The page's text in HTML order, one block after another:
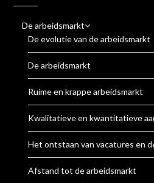
De arbeidsmarkt
De evolutie van de arbeidsmarkt
De arbeidsmarkt
Ruime en krappe arbeidsmarkt
Kwalitatieve en kwantitatieve
Het ontstaan van vacatures en
Afstand tot de arbeidsmarkt